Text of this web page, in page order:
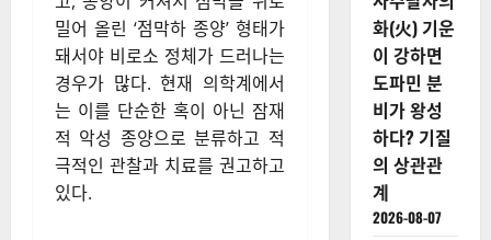
밀어 올린 ‘점막하 종양’ 형태가
돼서야 비로소 정체가 드러나는
경우가 많다. 현재 의학계에서
는 이를 단순한 혹이 아닌 잠재
적 악성 종양으로 분류하고 적
극적인 관찰과 치료를 권고하고
있다.
화(火) 기운
이 강하면
도파민 분
비가 왕성
하다? 기질
의 상관관
계
2026-08-07